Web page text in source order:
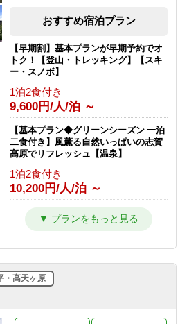
おすすめ宿泊プラン
【早期割】基本プランが早期予約でオ
トク！【登山・トレッキング】【スキ
ー・スノボ】
1泊2食付き
9,600円/人/泊 ～
【基本プラン◆グリーンシーズン 一泊
二食付き】風薫る自然いっぱいの志賀
高原でリフレッシュ【温泉】
1泊2食付き
10,200円/人/泊 ～
【スキー＆スノボを楽しむ 冬の基本プ
ラン★一泊二食付】GWまで滑走可
10,100円/人/泊 ～
を満喫！【一人旅】
・高天ヶ原